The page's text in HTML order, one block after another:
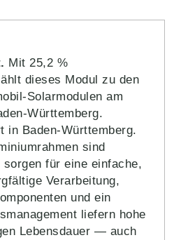
Mit 25,2 %
dieses Modul zu den
Solarmodulen am
Württemberg.
in Baden-Württemberg.
sind
für eine einfache,
Verarbeitung,
und ein
liefern hohe
Lebensdauer — auch